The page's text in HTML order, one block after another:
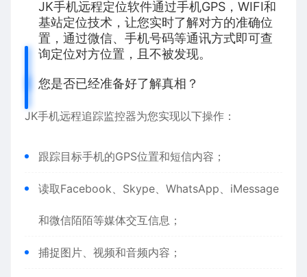
JK手机远程定位软件通过手机GPS，WIFI和
基站定位技术，让您实时了解对方的准确位
置，通过微信、手机号码等通讯方式即可查
询定位对方位置，且不被发现。
您是否已经准备好了解真相？
JK手机远程追踪监控器为您实现以下操作：
跟踪目标手机的GPS位置和短信内容；
读取Facebook、Skype、WhatsApp、iMessage
和微信陌陌等媒体交互信息；
捕捉图片、视频和音频内容；